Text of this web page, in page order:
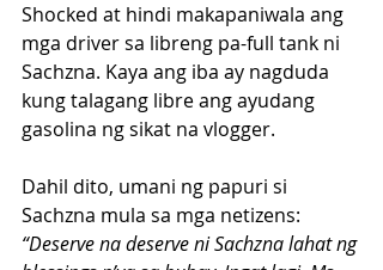
Shocked at hindi makapaniwala ang
mga driver sa libreng pa-full tank ni
Sachzna. Kaya ang iba ay nagduda
kung talagang libre ang ayudang
gasolina ng sikat na vlogger.
Dahil dito, umani ng papuri si
Sachzna mula sa mga netizens:
“Deserve na deserve ni Sachzna lahat ng